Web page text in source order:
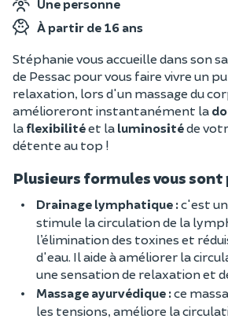
Une personne
À partir de 16 ans
Stéphanie vous accueille dans son
de Pessac pour vous faire vivre un
relaxation, lors d'un massage du
amélioreront instantanément la
la flexibilitéet la luminositéde
détente au top !
Plusieurs formules vous sont
Drainage lymphatique :c'est
stimule la circulation de la
l’élimination des toxines et
d'eau. Il aide à améliorer la
une sensation de relaxation et
Massage ayurvédique :ce
les tensions, améliore la